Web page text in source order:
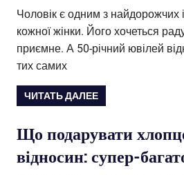
Чоловік є одним з найдорожчих
кожної жінки. Його хочеться
приємне. А 50-річний ювілей
тих самих
ЧИТАТЬ ДАЛЕЕ
Що подарувати
відносин: супер-